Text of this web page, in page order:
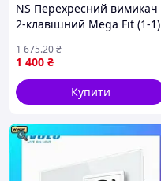
NS Перехресний вимикач
2-клавішний Mega Fit (1-1)
1 400 ₴
1 675.20₴
Купити